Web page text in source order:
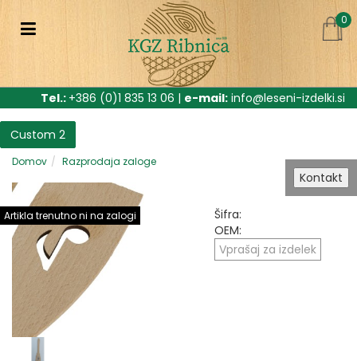
Kontakt
0
Tel.: +386 (0)1 835 13 06 | e-mail: info@leseni-izdelki.si
Custom 2
Domov Razprodaja zaloge
Artikla trenutno ni na zalogi
Šifra:
OEM:
Vprašaj za izdelek